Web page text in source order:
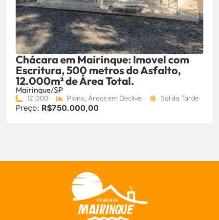
Chácara em Mairinque: Imovel com
Escritura, 500 metros do Asfalto,
12.000m² de Área Total.
Mairinque/SP
12.000 Plano, Áreas em Declive Sol da Tarde
Preço: R$750.000,00